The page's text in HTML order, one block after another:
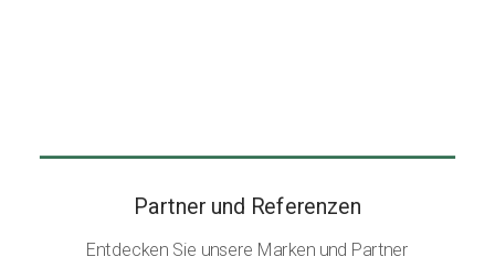
Partner und Referenzen
Entdecken Sie unsere Marken und Partner